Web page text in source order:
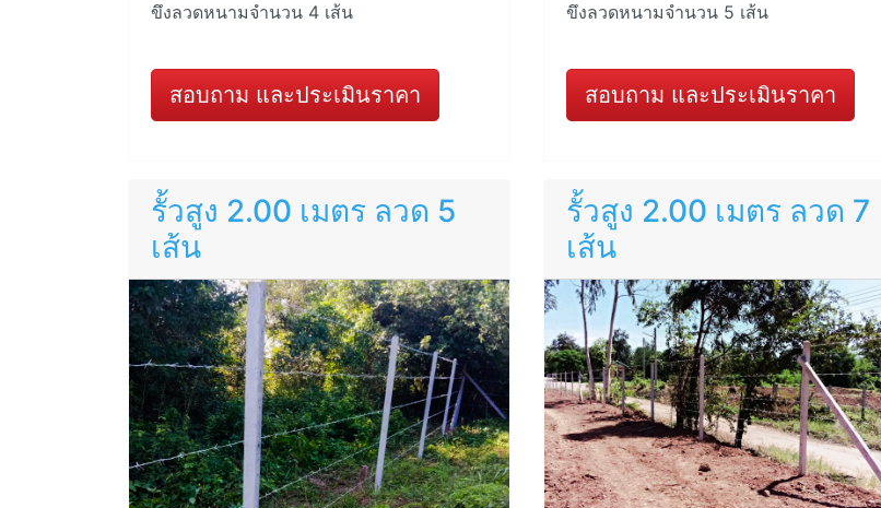
ขึงลวดหนามจำนวน 4 เส้น
สอบถาม และประเมินราคา
ขึงลวดหนามจำนวน 5 เส้น
สอบถาม และประเมินราคา
รั้วสูง 2.00 เมตร ลวด 5
เส้น
รั้วสูง 2.00 เมตร ลวด 7
เส้น